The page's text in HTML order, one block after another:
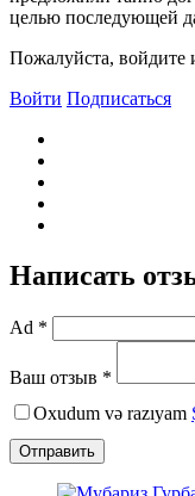
целью последующей
Пожалуйста, войдите
Войти Подписаться
Написать
Ad *
Ваш отзыв *
Oxudum və razıyam
Отправить